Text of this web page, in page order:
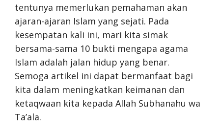
tentunya memerlukan pemahaman akan
ajaran-ajaran Islam yang sejati. Pada
kesempatan kali ini, mari kita simak
bersama-sama 10 bukti mengapa agama
Islam adalah jalan hidup yang benar.
Semoga artikel ini dapat bermanfaat bagi
kita dalam meningkatkan keimanan dan
ketaqwaan kita kepada Allah Subhanahu wa
Ta’ala.